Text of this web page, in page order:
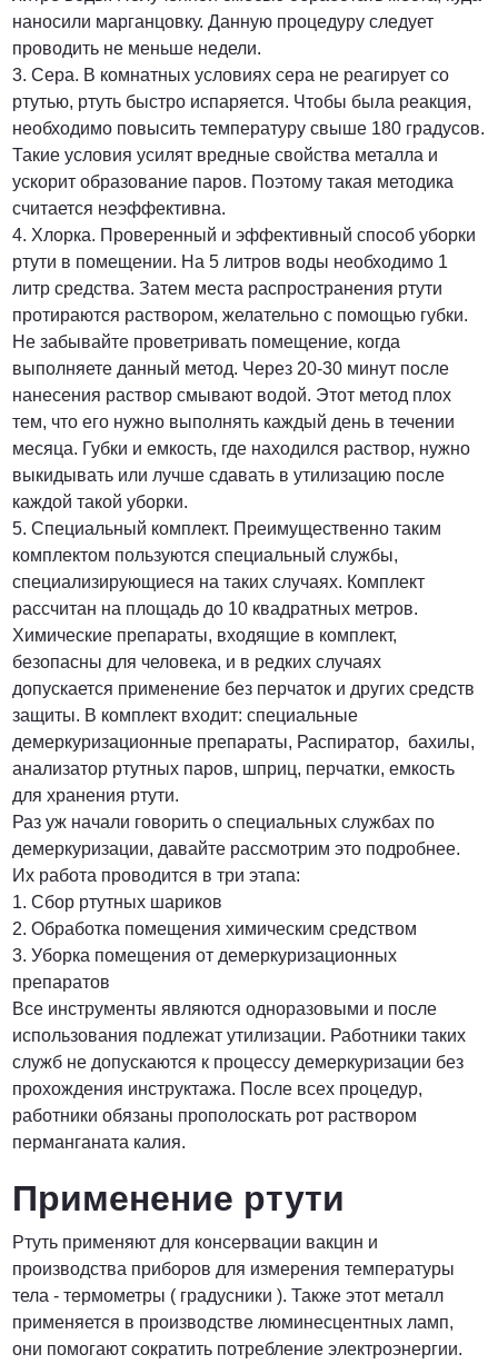
наносили марганцовку. Данную процедуру следует
проводить не меньше недели.
3. Сера. В комнатных условиях сера не реагирует со
ртутью, ртуть быстро испаряется. Чтобы была реакция,
необходимо повысить температуру свыше 180 градусов.
Такие условия усилят вредные свойства металла и
ускорит образование паров. Поэтому такая методика
считается неэффективна.
4. Хлорка. Проверенный и эффективный способ уборки
ртути в помещении. На 5 литров воды необходимо 1
литр средства. Затем места распространения ртути
протираются раствором, желательно с помощью губки.
Не забывайте проветривать помещение, когда
выполняете данный метод. Через 20-30 минут после
нанесения раствор смывают водой. Этот метод плох
тем, что его нужно выполнять каждый день в течении
месяца. Губки и емкость, где находился раствор, нужно
выкидывать или лучше сдавать в утилизацию после
каждой такой уборки.
5. Специальный комплект. Преимущественно таким
комплектом пользуются специальный службы,
специализирующиеся на таких случаях. Комплект
рассчитан на площадь до 10 квадратных метров.
Химические препараты, входящие в комплект,
безопасны для человека, и в редких случаях
допускается применение без перчаток и других средств
защиты. В комплект входит: специальные
демеркуризационные препараты, Распиратор, бахилы,
анализатор ртутных паров, шприц, перчатки, емкость
для хранения ртути.
Раз уж начали говорить о специальных службах по
демеркуризации, давайте рассмотрим это подробнее.
Их работа проводится в три этапа:
1. Сбор ртутных шариков
2. Обработка помещения химическим средством
3. Уборка помещения от демеркуризационных
препаратов
Все инструменты являются одноразовыми и после
использования подлежат утилизации. Работники таких
служб не допускаются к процессу демеркуризации без
прохождения инструктажа. После всех процедур,
работники обязаны прополоскать рот раствором
перманганата калия.
Применение ртути
Ртуть применяют для консервации вакцин и
производства приборов для измерения температуры
тела - термометры ( градусники ). Также этот металл
применяется в производстве люминесцентных ламп,
они помогают сократить потребление электроэнергии.